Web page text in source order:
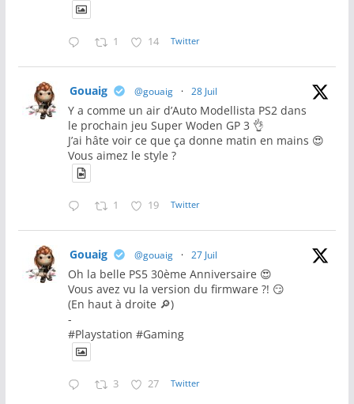
1 14 Twitter
Gouaig @gouaig · 28 Juil
Y a comme un air d’Auto Modellista PS2 dans
le prochain jeu Super Woden GP 3 👌
J’ai hâte voir ce que ça donne matin en mains 😍
Vous aimez le style ?
1 19 Twitter
Gouaig @gouaig · 27 Juil
Oh la belle PS5 30ème Anniversaire 😍
Vous avez vu la version du firmware ?! 😏
(En haut à droite 🔎)
-
#Playstation #Gaming
3 27 Twitter